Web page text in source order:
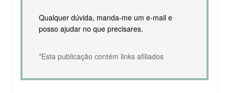
Qualquer dúvida, manda-me um e-mail e
posso ajudar no que precisares.
*Esta publicação contém links afiliados